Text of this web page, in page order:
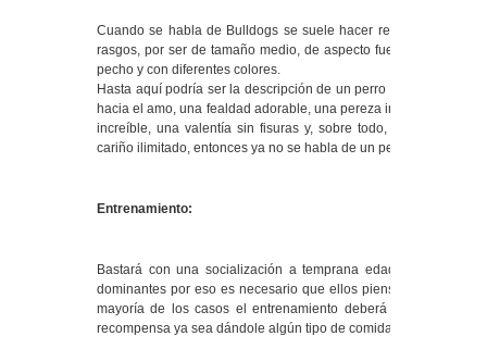
Cuando se habla de Bulldogs se suele hacer referencia a una
rasgos, por ser de tamaño medio, de aspecto fuerte, cabeza
pecho y con diferentes colores.
Hasta aquí podría ser la descripción de un perro cualquiera,
hacia el amo, una fealdad adorable, una pereza innata, una
increíble, una valentía sin fisuras y, sobre todo, una
cariño ilimitado, entonces ya no se habla de un perro cualquiera,
Entrenamiento:
Bastará con una socialización a temprana edad ya que
dominantes por eso es necesario que ellos piensen que el
mayoría de los casos el entrenamiento deberá de hacerse
recompensa ya sea dándole algún tipo de comida o afecto.